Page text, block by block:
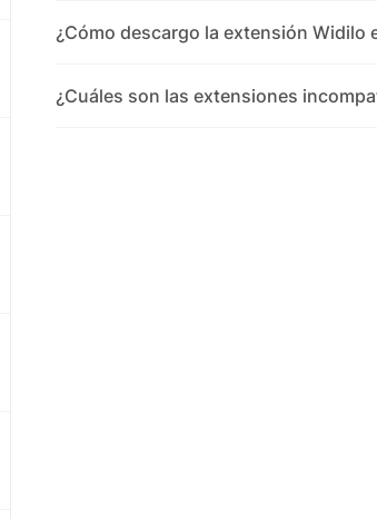
¿Cómo descargo la extensión Widilo
¿Cuáles son las extensiones